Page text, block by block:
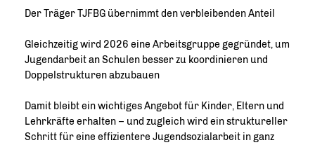
Der Träger TJFBG übernimmt den verbleibenden Anteil
Gleichzeitig wird 2026 eine Arbeitsgruppe gegründet, um
Jugendarbeit an Schulen besser zu koordinieren und
Doppelstrukturen abzubauen
Damit bleibt ein wichtiges Angebot für Kinder, Eltern und
Lehrkräfte erhalten – und zugleich wird ein struktureller
Schritt für eine effizientere Jugendsozialarbeit in ganz